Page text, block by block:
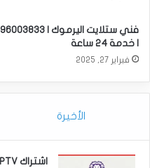
فني ستلايت اليرموك | 96003833
| خدمة 24 ساعة
فبراير 27, 2025
الأخيرة